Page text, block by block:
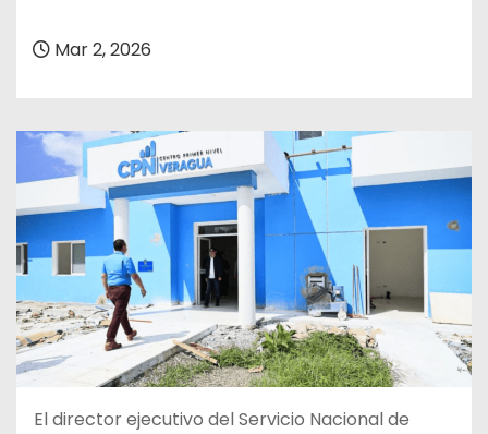
Mar 2, 2026
El director ejecutivo del Servicio Nacional de